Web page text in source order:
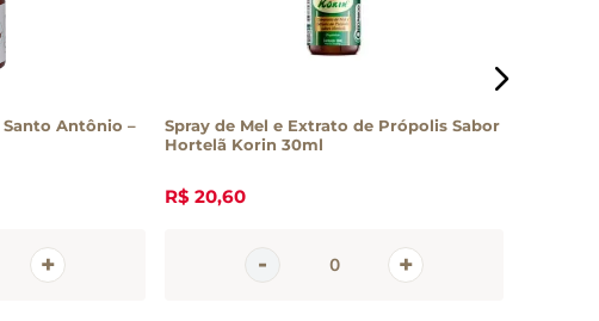
Antônio –
Spray de Mel e Extrato de Própolis Sabor
Hortelã Korin 30ml
R$ 20,60